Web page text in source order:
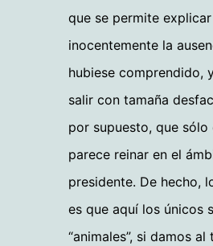
que se permite
inocentemente la
hubiese comprendido,
salir con tamaña
por supuesto, que
parece reinar en el
presidente. De hecho,
es que aquí los únicos
“animales”, si damos